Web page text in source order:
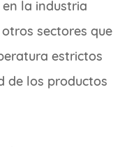
la industria
sectores que
estrictos
de los productos